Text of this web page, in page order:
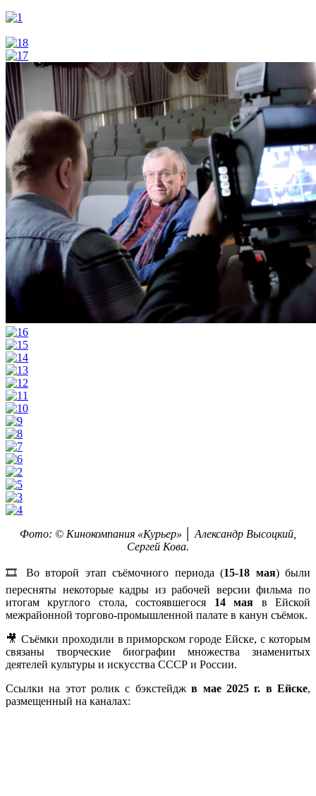
Фото: © Кинокомпания «Курьер» │ Александр Высоцкий,
Сергей Кова.
🎞 Во второй этап съёмочного периода (15-18 мая) были
пересняты некоторые кадры из рабочей версии фильма по
итогам круглого стола, состоявшегося 14 мая в Ейской
межрайонной торгово-промышленной палате в канун съёмок.
🎥 Съёмки проходили в приморском городе Ейске, с которым
связаны творческие биографии множества знаменитых
деятелей культуры и искусства СССР и России.
Ссылки на этот ролик с бэкстейджв мае 2025 г. в Ейске,
размещенный на каналах: